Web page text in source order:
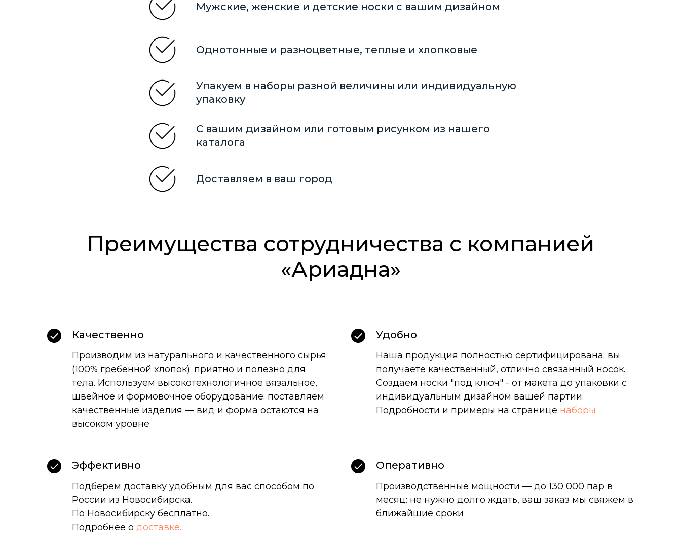
Мужские, женские и детские носки с вашим дизайном
Однотонные и разноцветные, теплые и хлопковые
Упакуем в наборы разной величины или индивидуальную
упаковку
С вашим дизайном или готовым рисунком из нашего
каталога
Доставляем в ваш город
Преимущества сотрудничества с компанией
«Ариадна»
Качественно
Производим из натурального и качественного сырья
(100% гребенной хлопок): приятно и полезно для
тела. Используем высокотехнологичное вязальное,
швейное и формовочное оборудование: поставляем
качественные изделия — вид и форма остаются на
высоком уровне
Удобно
Наша продукция полностью сертифицирована: вы
получаете качественный, отлично связанный носок.
Создаем носки "под ключ" - от макета до упаковки с
индивидуальным дизайном вашей партии.
Подробности и примеры на странице наборы
Эффективно
Подберем доставку удобным для вас способом по
России из Новосибирска.
По Новосибирску бесплатно.
Подробнее о доставке.
Оперативно
Производственные мощности — до 130 000 пар в
месяц: не нужно долго ждать, ваш заказ мы свяжем в
ближайшие сроки